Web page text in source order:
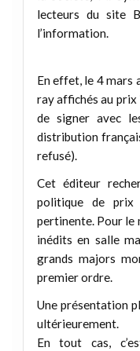
lecteurs du site
l’information.
En effet, le 4 mars
ray affichés au
de signer avec
distribution
refusé).
Cet éditeur
politique de prix
pertinente. Pour le
inédits en salle
grands majors
premier ordre.
Une présentation
ultérieurement.
En tout cas,